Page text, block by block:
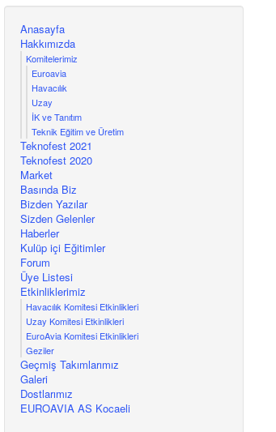
Anasayfa
Hakkımızda
Komitelerimiz
Euroavia
Havacılık
Uzay
İK ve Tanıtım
Teknik Eğitim ve Üretim
Teknofest 2021
Teknofest 2020
Market
Basında Biz
Bizden Yazılar
Sizden Gelenler
Haberler
Kulüp içi Eğitimler
Forum
Üye Listesi
Etkinliklerimiz
Havacılık Komitesi Etkinlikleri
Uzay Komitesi Etkinlikleri
EuroAvia Komitesi Etkinlikleri
Geziler
Geçmiş Takımlarımız
Galeri
Dostlarımız
EUROAVIA AS Kocaeli